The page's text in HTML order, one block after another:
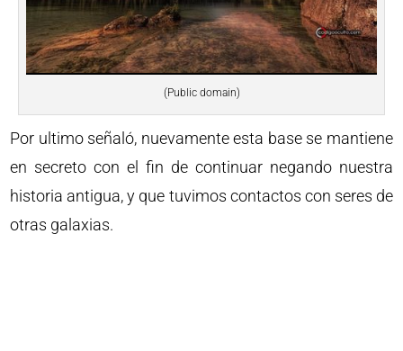
(Public domain)
Por ultimo señaló, nuevamente esta base se mantiene
en secreto con el fin de continuar negando nuestra
historia antigua, y que tuvimos contactos con seres de
otras galaxias.